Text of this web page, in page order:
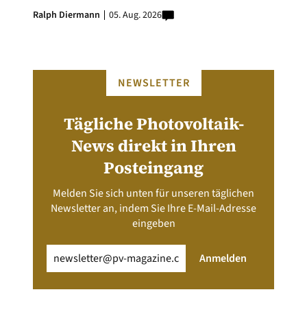
Ralph Diermann 05. Aug. 2026
NEWSLETTER
Tägliche Photovoltaik-
News direkt in Ihren
Posteingang
Melden Sie sich unten für unseren täglichen
Newsletter an, indem Sie Ihre E-Mail-Adresse
eingeben
(erforderlich) Anmelden